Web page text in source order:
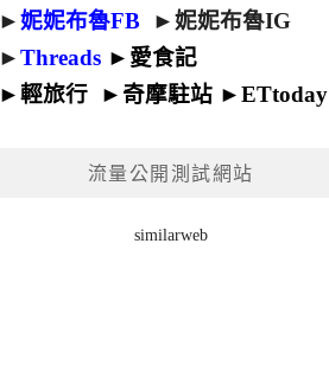
►妮妮布魯FB ►妮妮布魯IG
►Threads ► 愛食記
►輕旅行 ► 奇摩駐站 ►ETtoday
流量公開測試網站
similarweb